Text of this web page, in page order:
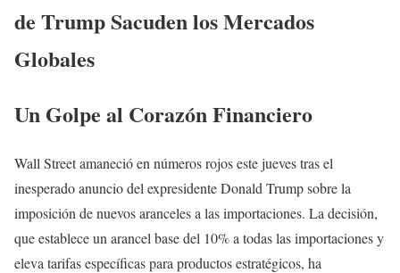
de Trump Sacuden los Mercados
Globales
Un Golpe al Corazón Financiero
Wall Street amaneció en números rojos este jueves tras el
inesperado anuncio del expresidente Donald Trump sobre la
imposición de nuevos aranceles a las importaciones. La decisión,
que establece un arancel base del 10% a todas las importaciones y
eleva tarifas específicas para productos estratégicos, ha